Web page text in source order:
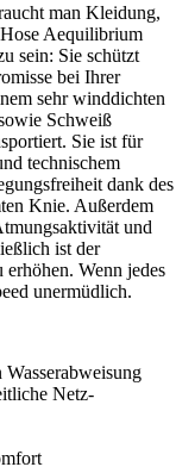
man Kleidung,
Aequilibrium
sein: Sie schützt
bei Ihrer
sehr winddichten
Schweiß
Sie ist für
technischem
dank des
Knie. Außerdem
und
ist der
erhöhen. Wenn jedes
unermüdlich.
Netz-